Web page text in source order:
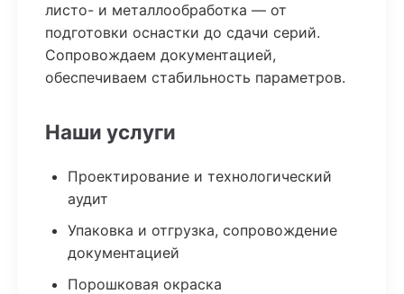
листо- и металлообработка — от
подготовки оснастки до сдачи серий.
Сопровождаем документацией,
обеспечиваем стабильность параметров.
Наши услуги
Проектирование и технологический
аудит
Упаковка и отгрузка, сопровождение
документацией
Порошковая окраска